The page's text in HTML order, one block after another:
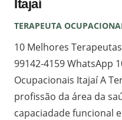
Itajaí
TERAPEUTA
10 Melhores
99142-4159 WhatsApp
Ocupacionais Itajaí A
profissão da área da
capaciadade funcional